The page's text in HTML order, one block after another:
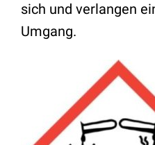
sich und verlangen
Umgang.